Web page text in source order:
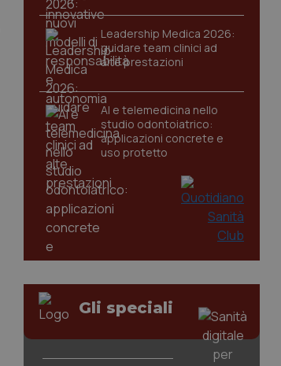
Leadership Medica 2026:
guidare team clinici ad
alte prestazioni
AI e telemedicina nello
studio odontoiatrico:
applicazioni concrete e
uso protetto
Gli speciali